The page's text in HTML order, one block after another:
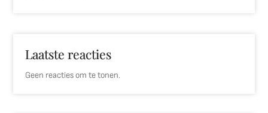
Laatste reacties
Geen reacties om te tonen.